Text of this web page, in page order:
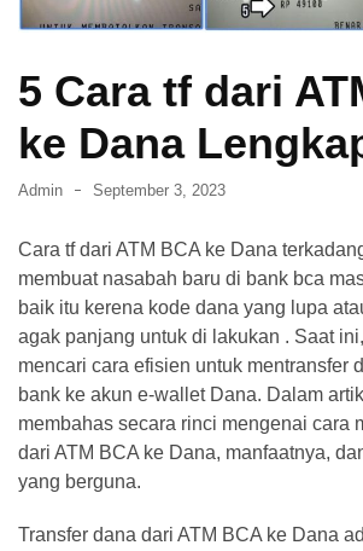
Secara
Efektif
Mendapatkan
Visa
Tinggal
Jepang
Cara
Transfer
m-
BCA
5 Cara tf dari
ke Dana
Admin September 3, 2023
Cara tf dari ATM BCA ke Dana
membuat nasabah baru di bank bca
baik itu kerena kode dana yang lupa
agak panjang untuk di lakukan . Saat
mencari cara efisien untuk mentransfer
bank ke akun e-wallet Dana. Dalam
membahas secara rinci mengenai cara
dari ATM BCA ke Dana, manfaatnya,
yang berguna.
Transfer dana dari ATM BCA ke Dana